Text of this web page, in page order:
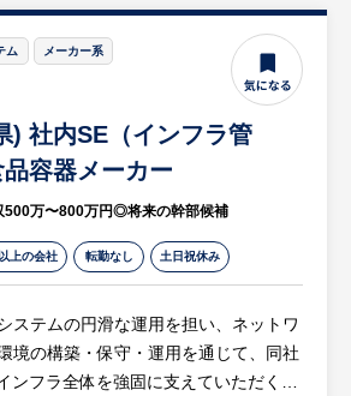
日121日の完全週休2日制（土日祝
、入社月に応じて初年度最高20日が付
れる有給休暇制度など、無理なく長期的
ける労務環境が整っています。また、個
暖房完備の独身寮や、会社費用負担
上限10万円/月）の借上社宅制度をは
腰を据えてキャリアを築くことがで
実したワークライフバランスと安心の
盤の両立を実現できます。
上100億円を突破し、今後は150億
億円というさらなる事業拡大を見据
り、その成長を支える経理部門の体制
は同社の最重要ミッションです。経営層
ポジションで、会社の成長を肌で感じ
裁量大きく活躍できる非常にやりがい
環境です。
、経理部長の後継者としての募集で
社後は、現在の部長から業務の引き継
け、将来的には経理・財務の責任者
期待しています。これまでの経験や知
分に活かし、同社の幹部として会社を
る中核メンバーを目指せます。
ム メーカー系
) 社内SE（インフラ管
容器メーカー
万〜800万円◎将来の幹部候補
上の会社 転勤なし 土日祝休み
ステムの円滑な運用を担い、ネットワ
境の構築・保守・運用を通じて、同社
ンフラ全体を強固に支えていただく重